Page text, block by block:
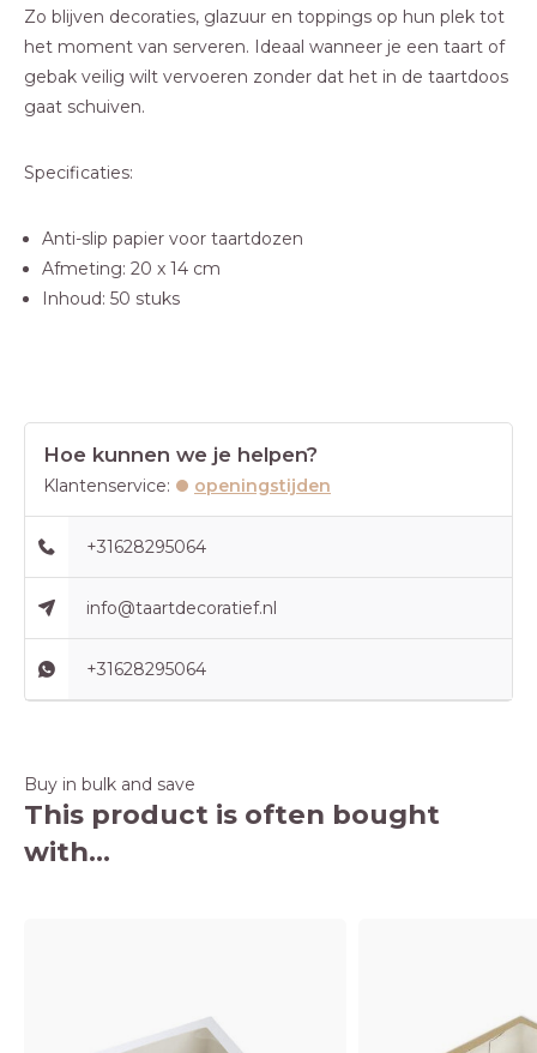
Zo blijven decoraties, glazuur en toppings op hun plek tot
het moment van serveren. Ideaal wanneer je een taart of
gebak veilig wilt vervoeren zonder dat het in de taartdoos
gaat schuiven.
Specificaties:
Anti-slip papier voor taartdozen
Afmeting: 20 x 14 cm
Inhoud: 50 stuks
Hoe kunnen we je helpen?
Klantenservice: openingstijden
+31628295064
info@taartdecoratief.nl
+31628295064
Buy in bulk and save
This product is often bought
with...